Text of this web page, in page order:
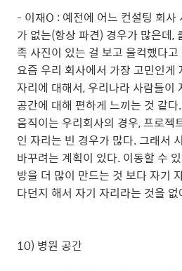
- 이재O : 예전에 어느 컨설팅 회사
가 없는(항상 파견) 경우가 많은데,
족 사진이 있는 걸 보고 울컥했다고
요즘 우리 회사에서 가장 고민인게
자리에 대해서, 우리나라 사람들이
공간에 대해 편하게 느끼는 것 같
움직이는 우리회사의 경우, 프로젝
인 자리는 빈 경우가 많다. 그래서
바꾸려는 계획이 있다. 이동할 수
방을 더 많이 만드는 것 보다 자기
다던지 해서 자기 자리라는 것을
10) 병원 공간